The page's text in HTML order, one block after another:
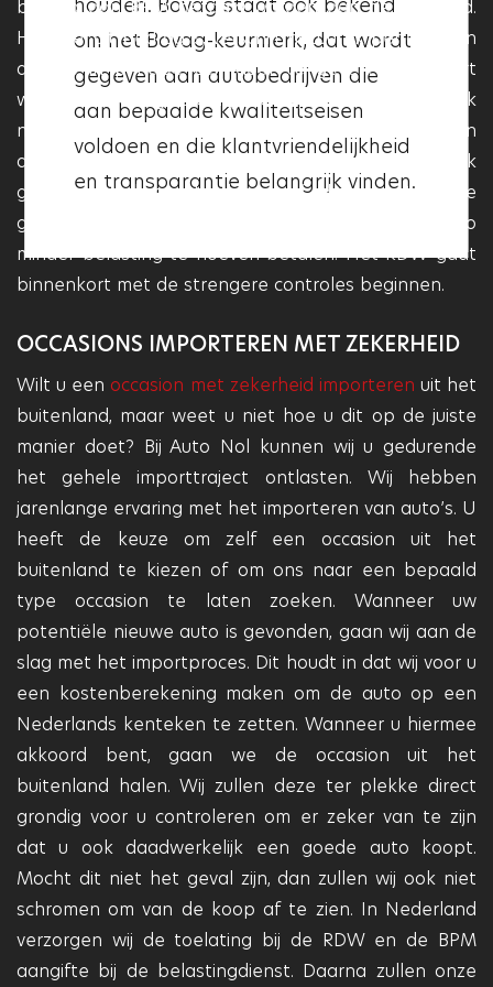
bedrag aan BPM betaald worden aan de overheid.
Hoeveel dit bedrag is, verschilt natuurlijk per auto, en
dien je in principe zelf door te geven. Binnenkort
worden deze regels aangescherpt. Er wordt namelijk
nogal eens gesjoemeld met het importeren van
auto’s. Voortaan worden alle schadevoertuigen fysiek
gecontroleerd om te kijken of de importeur de
gemelde schade wel juist heeft gemeld. Dit, om zo
minder belasting te hoeven betalen. Het RDW gaat
binnenkort met de strengere controles beginnen.
OCCASIONS IMPORTEREN MET ZEKERHEID
Wilt u een occasion met zekerheid importeren uit het
buitenland, maar weet u niet hoe u dit op de juiste
manier doet? Bij Auto Nol kunnen wij u gedurende
het gehele importtraject ontlasten. Wij hebben
jarenlange ervaring met het importeren van auto’s. U
heeft de keuze om zelf een occasion uit het
buitenland te kiezen of om ons naar een bepaald
type occasion te laten zoeken. Wanneer uw
potentiële nieuwe auto is gevonden, gaan wij aan de
slag met het importproces. Dit houdt in dat wij voor u
een kostenberekening maken om de auto op een
Nederlands kenteken te zetten. Wanneer u hiermee
akkoord bent, gaan we de occasion uit het
buitenland halen. Wij zullen deze ter plekke direct
grondig voor u controleren om er zeker van te zijn
dat u ook daadwerkelijk een goede auto koopt.
Mocht dit niet het geval zijn, dan zullen wij ook niet
schromen om van de koop af te zien. In Nederland
verzorgen wij de toelating bij de RDW en de BPM
aangifte bij de belastingdienst. Daarna zullen onze
klantvriendelijkheid. Als een
garage het Vakgarage logo heeft,
betekent dit dat deze aan deze
kwaliteitseisen voldoet en dat
deze garage betrouwbaar en
professioneel is.
om het Bovag-keurmerk, dat wordt
gegeven aan autobedrijven die
aan bepaalde kwaliteitseisen
voldoen en die klantvriendelijkheid
en transparantie belangrijk vinden.